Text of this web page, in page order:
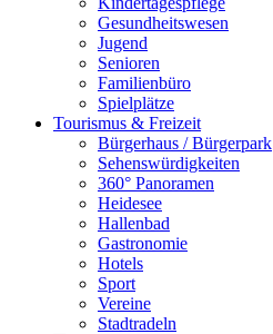
Gesundheitswesen
Jugend
Senioren
Familienbüro
Spielplätze
Tourismus & Freizeit
Bürgerhaus / Bürgerpark
Sehenswürdigkeiten
360° Panoramen
Heidesee
Hallenbad
Gastronomie
Hotels
Sport
Vereine
Stadtradeln